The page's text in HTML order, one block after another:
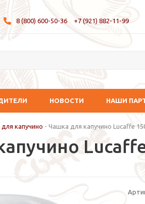
8 (800) 600-50-36 +7 (921) 882-11-99
НОВОСТИ НАШИ
капучино - Чашка для капучино Lucaffe